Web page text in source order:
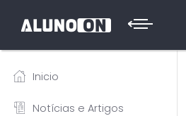
Inicio
Notícias e Artigos